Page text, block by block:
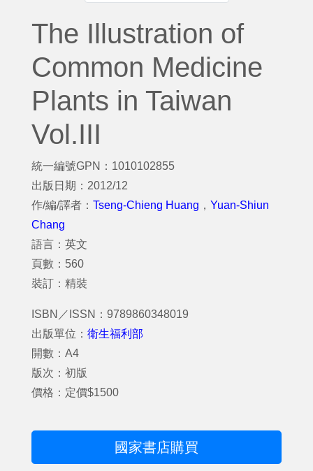
The Illustration of
Common Medicine
Plants in Taiwan
Vol.III
統一編號GPN：1010102855
出版日期：2012/12
作/編/譯者： Tseng-Chieng Huang ， Yuan-Shiun
Chang
語言：英文
頁數：560
裝訂：精裝
ISBN／ISSN：9789860348019
出版單位： 衛生福利部
開數：A4
版次：初版
價格：定價$1500
國家書店購買